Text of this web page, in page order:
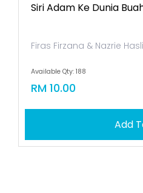
Siri Adam Ke Dunia
Firas Firzana & Nazrie
Available Qty: 188
RM 10.00
Add